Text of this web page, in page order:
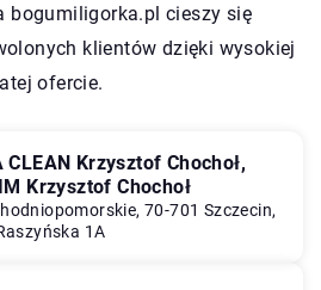
bogumiligorka.pl cieszy się
klientów dzięki wysokiej
ofercie.
CLEAN Krzysztof Chochoł,
Krzysztof Chochoł
70-701 Szczecin,
1A